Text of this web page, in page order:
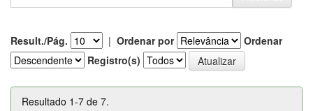
Result./Pág. | Ordenar por
Ordenar
Registro(s)
Resultado 1-7 de 7.